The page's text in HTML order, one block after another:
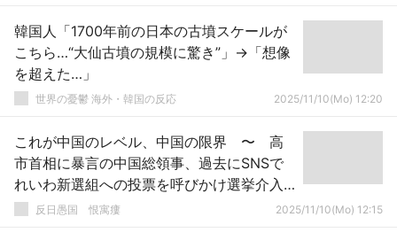
韓国人「1700年前の日本の古墳スケールが
こちら…“大仙古墳の規模に驚き”」→「想像
を超えた…」
世界の憂鬱 海外・韓国の反応 2025/11/10(Mo) 12:20
これが中国のレベル、中国の限界 〜 高
市首相に暴言の中国総領事、過去にSNSで
れいわ新選組への投票を呼びかけ選挙介入
→削除反日愚国 恨寓瘻 2025/11/10(Mo) 12:15